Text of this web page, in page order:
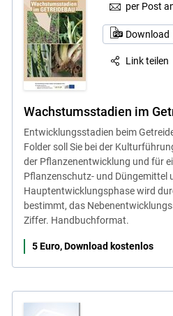
per Post
Download
Link teilen
Wachstumsstadien im
Entwicklungsstadien beim
Folder soll Sie bei der
der Pflanzenentwicklung und für
Pflanzenschutz- und Düngemittel
Hauptentwicklungsphase wird
bestimmt, das
Ziffer. Handbuchformat.
5 Euro, Download kostenlos